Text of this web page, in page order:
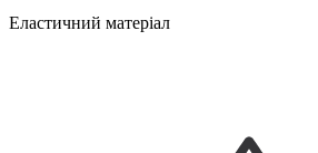
Еластичний матеріал